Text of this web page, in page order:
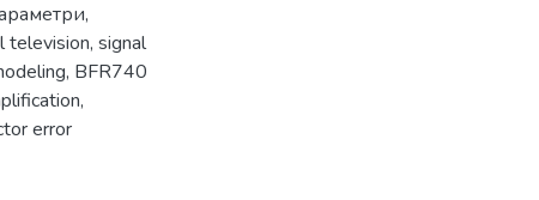
,
television, signal
, BFR740
,
error